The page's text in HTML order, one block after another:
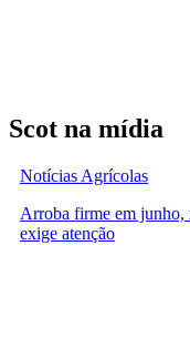
Scot na mídia
Notícias Agrícolas
Arroba firme em junho,
exige atenção